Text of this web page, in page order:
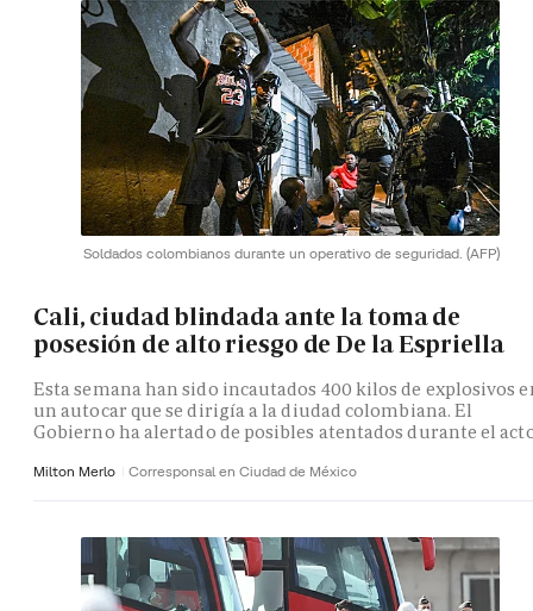
Soldados colombianos durante un operativo de seguridad. (AFP)
Cali, ciudad blindada ante la toma de
posesión de alto riesgo de De la Espriella
Esta semana han sido incautados 400 kilos de explosivos
un autocar que se dirigía a la diudad colombiana. El
Gobierno ha alertado de posibles atentados durante el
Milton Merlo Corresponsal en Ciudad de México